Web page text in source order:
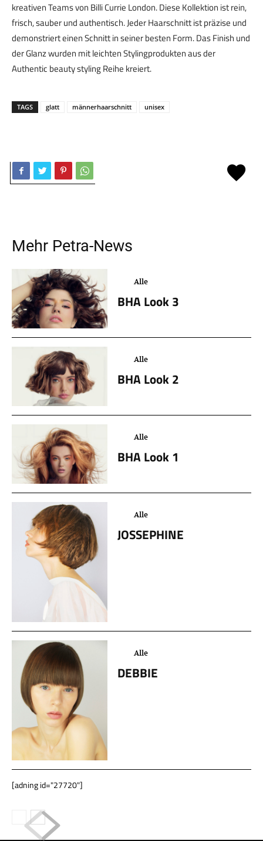
kreativen Teams von Billi Currie London. Diese Kollektion ist rein,
frisch, sauber und authentisch. Jeder Haarschnitt ist präzise und
demonstriert einen Schnitt in seiner besten Form. Das Finish und
der Glanz wurden mit leichten Stylingprodukten aus der
Authentic beauty styling Reihe kreiert.
TAGS glatt männerhaarschnitt unisex
Mehr Petra-News
Alle
BHA Look 3
Alle
BHA Look 2
Alle
BHA Look 1
Alle
JOSSEPHINE
Alle
DEBBIE
[adning id="27720"]